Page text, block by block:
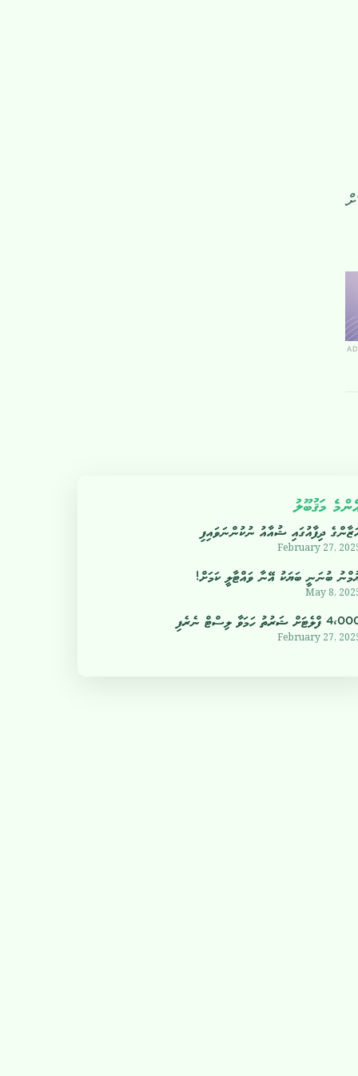
މަޤުބޫލު
ދިފާއުގައި ޝުއާއު ނުކުންނަވައިފި
February 27,
ބުނަނީ ބަޔަކު އޭނާ ވައްޓާލީ ކަމަށް!
May 8,
ފްލެޓަށް ޝަރުތު ހަމަވާ ލިސްޓް ނެރެފި
February 27,